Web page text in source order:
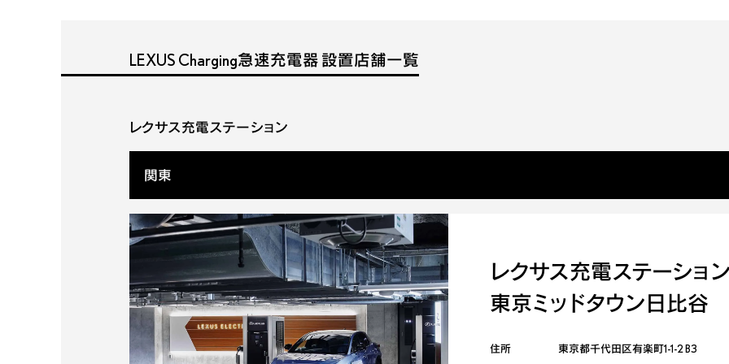
LEXUS Charging急速充電器 設置店舗一覧
レクサス充電ステーション
関東
レクサス充電ステーショ
東京ミッドタウン日比谷
住所
東京都千代田区有楽町1-1-2 B3